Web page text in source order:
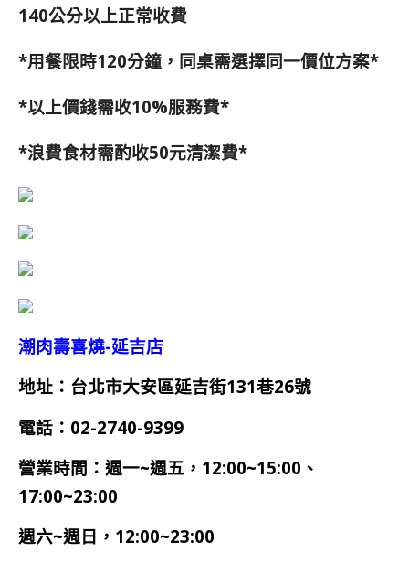
140公分以上正常收費
*用餐限時120分鐘，同桌需選擇同一價位方案*
*以上價錢需收10%服務費*
*浪費食材需酌收50元清潔費*
潮肉壽喜燒-延吉店
地址：台北市大安區延吉街131巷26號
電話：02-2740-9399
營業時間： 週一~週五，12:00~15:00、
17:00~23:00
週六~週日， 12:00~23:00